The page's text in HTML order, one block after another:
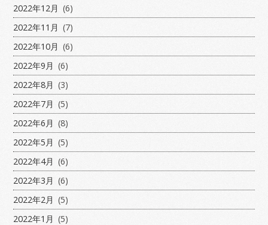
2022年12月 (6)
2022年11月 (7)
2022年10月 (6)
2022年9月 (6)
2022年8月 (3)
2022年7月 (5)
2022年6月 (8)
2022年5月 (5)
2022年4月 (6)
2022年3月 (6)
2022年2月 (5)
2022年1月 (5)